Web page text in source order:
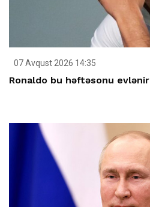
07 Avqust 2026 14:35
Ronaldo bu həftəsonu evlənir